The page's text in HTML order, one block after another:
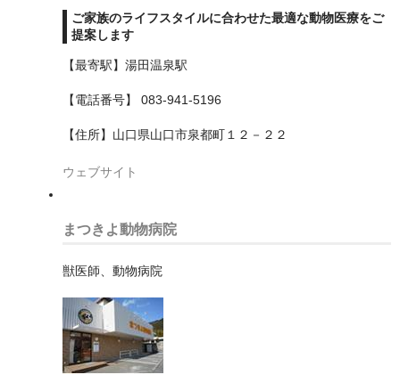
豊橋市
豊田市
三鷹市
世田谷区
中央区
中野区
八丈島ほか
ご家族のライフスタイルに合わせた最適な動物医療をご
提案します
【最寄駅】湯田温泉駅
【電話番号】 083-941-5196
【住所】山口県山口市泉都町１２－２２
ウェブサイト
まつきよ動物病院
獣医師、動物病院